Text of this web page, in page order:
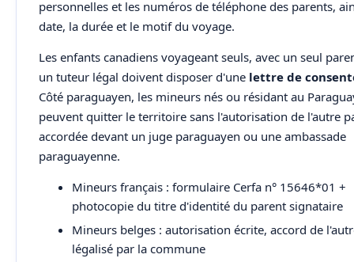
personnelles et les numéros de téléphone des parents,
date, la durée et le motif du voyage.
Les enfants canadiens voyageant seuls, avec un seul
un tuteur légal doivent disposer d'une lettre de
Côté paraguayen, les mineurs nés ou résidant au
peuvent quitter le territoire sans l'autorisation de l'autre
accordée devant un juge paraguayen ou une ambassade
paraguayenne.
Mineurs français : formulaire Cerfa n° 15646*01 +
photocopie du titre d'identité du parent signataire
Mineurs belges : autorisation écrite, accord de
légalisé par la commune